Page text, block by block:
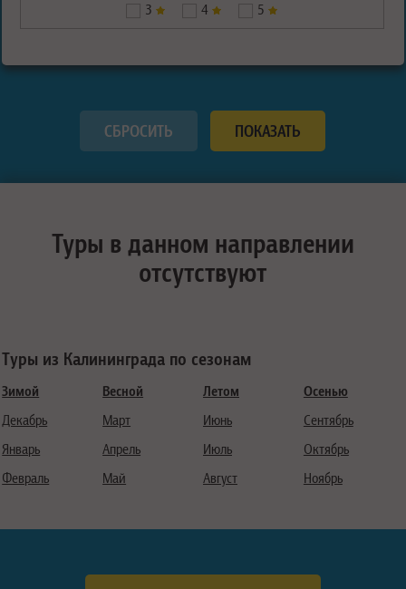
3 4 5
Туры в данном направлении
отсутствуют
Туры из Калининграда по сезонам
Зимой
Декабрь
Январь
Февраль
Весной
Март
Апрель
Май
Летом
Июнь
Июль
Август
Осенью
Сентябрь
Октябрь
Ноябрь